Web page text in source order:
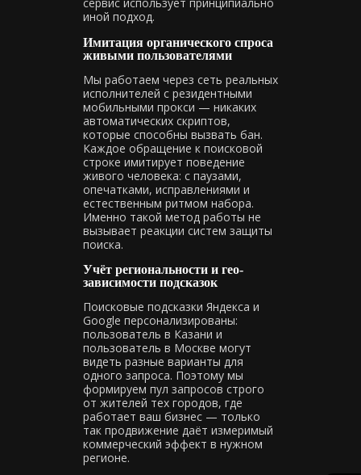
иной подход.
Имитация органического спроса
живыми пользователями
Мы работаем через сеть реальных
исполнителей с резидентными
мобильными прокси — никаких
автоматических скриптов,
которые способны вызвать бан.
Каждое обращение к поисковой
строке имитирует поведение
живого человека: с паузами,
опечатками, исправлениями и
естественным ритмом набора.
Именно такой метод работы не
вызывает реакции систем защиты
поиска.
Учёт региональности и гео-
зависимости подсказок
Поисковые подсказки Яндекса и
Google персонализированы:
пользователь в Казани и
пользователь в Москве могут
видеть разные варианты для
одного запроса. Поэтому мы
формируем пул запросов строго
от жителей тех городов, где
работает ваш бизнес — только
так продвижение даёт измеримый
коммерческий эффект в нужном
регионе.